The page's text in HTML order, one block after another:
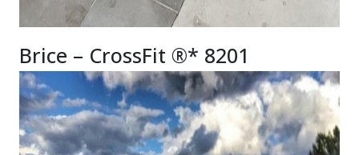
Brice – CrossFit ®* 8201